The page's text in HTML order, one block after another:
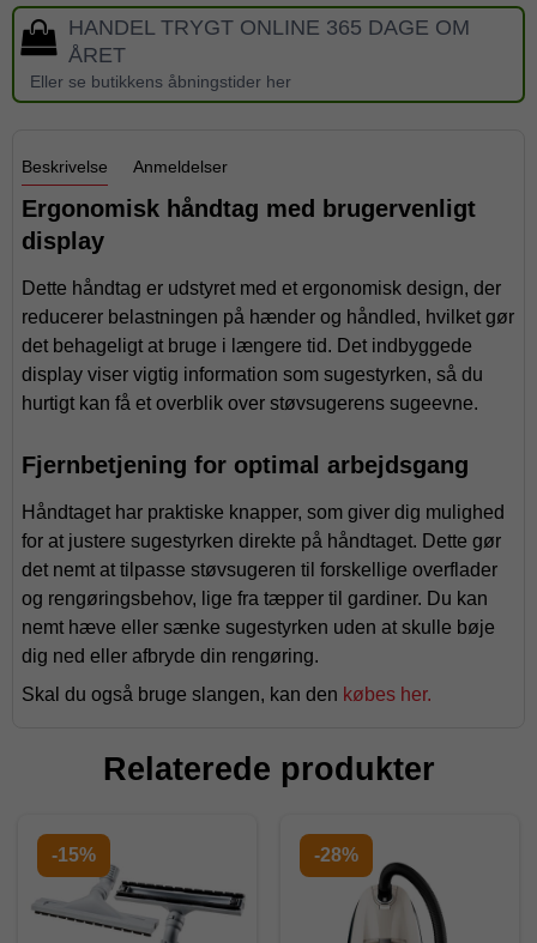
HANDEL TRYGT ONLINE 365 DAGE OM
ÅRET
Eller se butikkens åbningstider her
Beskrivelse Anmeldelser
Ergonomisk håndtag med brugervenligt
display
Dette håndtag er udstyret med et ergonomisk design, der
reducerer belastningen på hænder og håndled, hvilket gør
det behageligt at bruge i længere tid. Det indbyggede
display viser vigtig information som sugestyrken, så du
hurtigt kan få et overblik over støvsugerens sugeevne.
Fjernbetjening for optimal arbejdsgang
Håndtaget har praktiske knapper, som giver dig mulighed
for at justere sugestyrken direkte på håndtaget. Dette gør
det nemt at tilpasse støvsugeren til forskellige overflader
og rengøringsbehov, lige fra tæpper til gardiner. Du kan
nemt hæve eller sænke sugestyrken uden at skulle bøje
dig ned eller afbryde din rengøring.
Skal du også bruge slangen, kan den købes her.
Relaterede produkter
-15% -28%